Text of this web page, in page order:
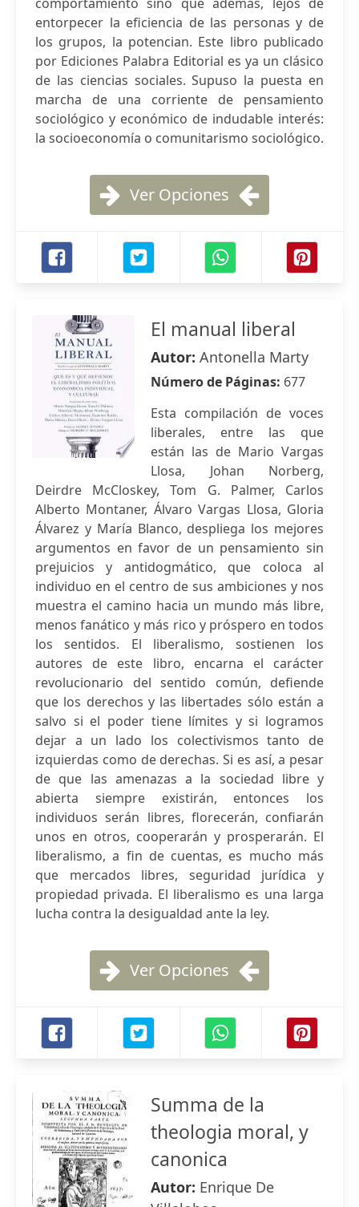
entorpecer la eficiencia de las personas y de
los grupos, la potencian. Este libro publicado
por Ediciones Palabra Editorial es ya un clásico
de las ciencias sociales. Supuso la puesta en
marcha de una corriente de pensamiento
sociológico y económico de indudable interés:
la socioeconomía o comunitarismo sociológico.
Ver Opciones
El manual liberal
Autor: Antonella Marty
Número de Páginas: 677
Esta compilación de voces
liberales, entre las que
están las de Mario Vargas
Llosa, Johan Norberg,
Deirdre McCloskey, Tom G. Palmer, Carlos
Alberto Montaner, Álvaro Vargas Llosa, Gloria
Álvarez y María Blanco, despliega los mejores
argumentos en favor de un pensamiento sin
prejuicios y antidogmático, que coloca al
individuo en el centro de sus ambiciones y nos
muestra el camino hacia un mundo más libre,
menos fanático y más rico y próspero en todos
los sentidos. El liberalismo, sostienen los
autores de este libro, encarna el carácter
revolucionario del sentido común, defiende
que los derechos y las libertades sólo están a
salvo si el poder tiene límites y si logramos
dejar a un lado los colectivismos tanto de
izquierdas como de derechas. Si es así, a pesar
de que las amenazas a la sociedad libre y
abierta siempre existirán, entonces los
individuos serán libres, florecerán, confiarán
unos en otros, cooperarán y prosperarán. El
liberalismo, a fin de cuentas, es mucho más
que mercados libres, seguridad jurídica y
propiedad privada. El liberalismo es una larga
lucha contra la desigualdad ante la ley.
Ver Opciones
Summa de la
theologia moral, y
canonica
Autor: Enrique De